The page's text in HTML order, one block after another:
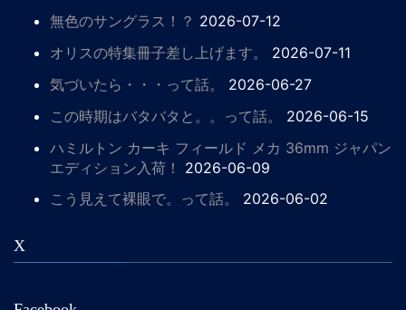
無色のサングラス！？ 2026-07-12
オリスの特集冊子差し上げます。
2026-07-11
気づいたら・・・って話。
2026-06-27
この時期はバタバタと。。って話。
2026-06-15
ハミルトン カーキ フィールド メカ 36mm ジャパン
エディション入荷！
2026-06-09
こう見えて裸眼で。って話。
2026-06-02
X